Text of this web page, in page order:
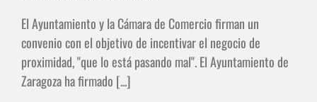
El Ayuntamiento y la Cámara de Comercio firman un
convenio con el objetivo de incentivar el negocio de
proximidad, "que lo está pasando mal". El Ayuntamiento de
Zaragoza ha firmado [...]